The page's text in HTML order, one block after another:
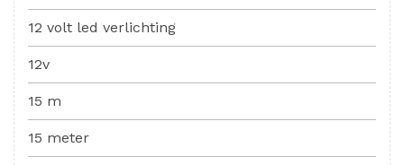
12 volt led verlichting
12v
15 m
15 meter